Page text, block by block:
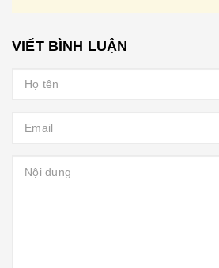
VIẾT BÌNH LUẬN